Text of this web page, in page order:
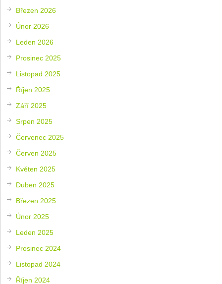
Březen 2026
Únor 2026
Leden 2026
Prosinec 2025
Listopad 2025
Říjen 2025
Září 2025
Srpen 2025
Červenec 2025
Červen 2025
Květen 2025
Duben 2025
Březen 2025
Únor 2025
Leden 2025
Prosinec 2024
Listopad 2024
Říjen 2024